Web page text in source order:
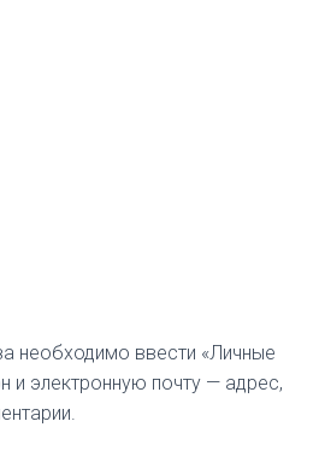
необходимо ввести «Личные
и электронную почту — адрес,